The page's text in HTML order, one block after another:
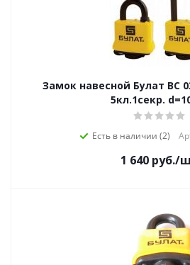
Замок навесной Булат ВС
5кл.1секр.
Есть в наличии (2)
1 640 руб./